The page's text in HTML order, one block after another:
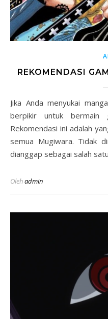
REKOMENDASI
Jika Anda menyukai manga dan anime-nya, kenapa tidak
berpikir untuk
Rekomendasi ini adalah
semua Mugiwara. Tidak
dianggap sebagai salah
Olehadmin